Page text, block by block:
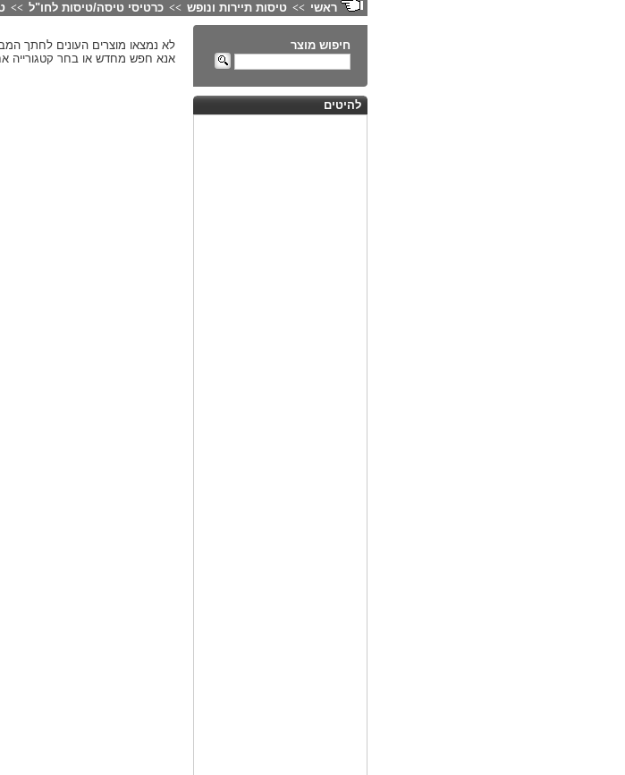
ראשי >> טיסות תיירות ונופש >> כרטיסי טיסה/טיסות לחו"ל >>
חיפוש מוצר
להיטים
לא נמצאו מוצרים העונים לחתך
אנא חפש מחדש או בחר קטגורייה